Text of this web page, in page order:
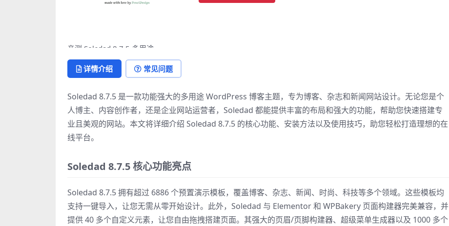
亲测 Soledad 8.7.5 多用途
WordPress主题：终极博客杂志建站
方案">详情介绍 常见问题
Soledad 8.7.5 是一款功能强大的多用途 WordPress 博客主题，专为博客、杂志和新闻网站设计。无论您是个
人博主、内容创作者，还是企业网站运营者，Soledad 都能提供丰富的布局和强大的功能，帮助您快速搭建专
业且美观的网站。本文将详细介绍 Soledad 8.7.5 的核心功能、安装方法以及使用技巧，助您轻松打造理想的在
线平台。
Soledad 8.7.5 核心功能亮点
Soledad 8.7.5 拥有超过 6886 个预置演示模板，覆盖博客、杂志、新闻、时尚、科技等多个领域。这些模板均
支持一键导入，让您无需从零开始设计。此外，Soledad 与 Elementor 和 WPBakery 页面构建器完美兼容，并
提供 40 多个自定义元素，让您自由拖拽搭建页面。其强大的页眉/页脚构建器、超级菜单生成器以及 1000 多个